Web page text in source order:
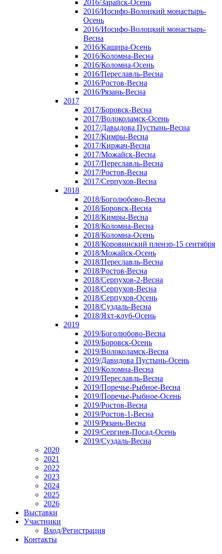
2016/Зарайск-Осень
2016/Иосифо-Волоцкий монастырь-
Осень
2016/Иосифо-Волоцкий монастырь-
Весна
2016/Кашира-Осень
2016/Коломна-Весна
2016/Коломна-Осень
2016/Переславль-Весна
2016/Ростов-Весна
2016/Рязань-Весна
2017
2017/Боровск-Весна
2017/Волоколамск-Осень
2017/Давыдова Пустынь-Весна
2017/Кимры-Весна
2017/Киржач-Весна
2017/Можайск-Весна
2017/Переславль-Весна
2017/Ростов-Весна
2017/Серпухов-Весна
2018
2018/Боголюбово-Весна
2018/Боровск-Весна
2018/Кимры-Весна
2018/Коломна-Весна
2018/Коломна-Осень
2018/Коровинский пленэр-15 сентября
2018/Можайск-Осень
2018/Переславль-Весна
2018/Ростов-Весна
2018/Серпухов-2-Весна
2018/Серпухов-Весна
2018/Серпухов-Осень
2018/Суздаль-Весна
2018/Яхт-клуб-Осень
2019
2019/Боголюбово-Весна
2019/Боровск-Осень
2019/Волоколамск-Весна
2019/Давидова Пустынь-Осень
2019/Коломна-Весна
2019/Переславль-Весна
2019/Поречье-Рыбное-Весна
2019/Поречье-Рыбное-Осень
2019/Ростов-Весна
2019/Ростов-1-Весна
2019/Рязань-Весна
2019/Сергиев-Посад-Осень
2019/Суздаль-Весна
2020
2021
2022
2023
2024
2025
2026
Выставки
Участники
Вход/Регистрация
Контакты